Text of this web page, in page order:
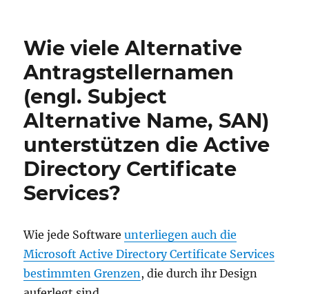
Wie viele Alternative
Antragstellernamen
(engl. Subject
Alternative Name, SAN)
unterstützen die Active
Directory Certificate
Services?
Wie jede Softwareunterliegen auch die
Microsoft Active Directory Certificate Services
bestimmten Grenzen , die durch ihr Design